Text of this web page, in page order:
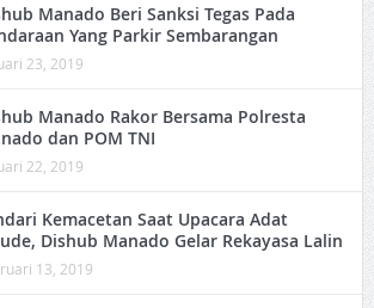
Manado Beri Sanksi Tegas Pada
Yang Parkir Sembarangan
23, 2019
Manado Rakor Bersama Polresta
dan POM TNI
22, 2019
Kemacetan Saat Upacara Adat
Dishub Manado Gelar Rekayasa Lalin
13, 2019